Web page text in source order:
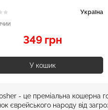
Україна
349 грн
У кошик
- це преміальна кошерна
єврейського народу від